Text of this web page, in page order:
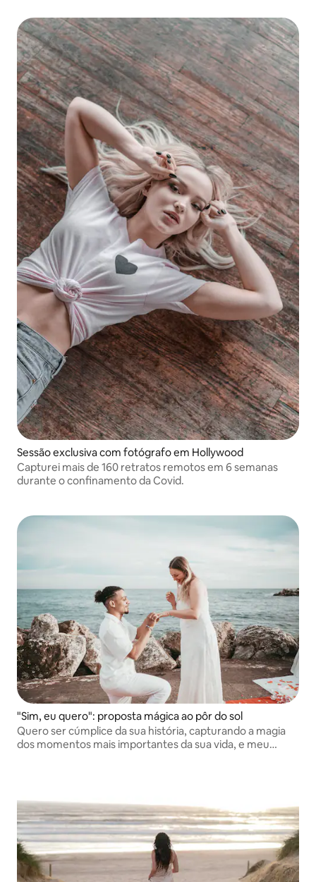
profissionalmente.
Sessão exclusiva com fotógrafo em Hollywood
Capturei mais de 160 retratos remotos em 6 semanas
durante o confinamento da Covid.
"Sim, eu quero": proposta mágica ao pôr do sol
Quero ser cúmplice da sua história, capturando a magia
dos momentos mais importantes da sua vida, e meu